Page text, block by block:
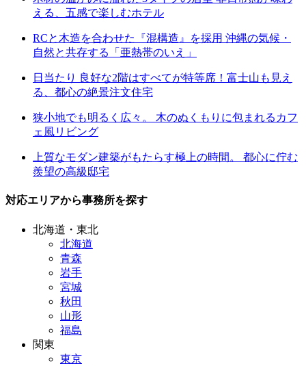
える、五感で楽しむホテル
RCと木造を合わせた『混構造』を採用 沖縄の気候・
自然と共存する「亜熱帯のいえ」
日当たり 良好な2階はすべてが特等席！富士山も見え
る、都心の絶景注文住宅
狭小地でも明るく広々。 木のぬくもりに包まれるカフ
ェ風リビング
上質なモダン建築がもたらす極上の時間。 都心に佇む
羨望の高級邸宅
対応エリアから事務所を探す
北海道・東北
北海道
青森
岩手
宮城
秋田
山形
福島
関東
東京